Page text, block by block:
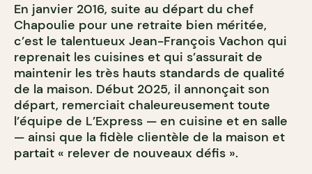
En janvier 2016, suite au départ du chef
Chapoulie pour une retraite bien méritée,
c’est le talentueux Jean-François Vachon qui
reprenait les cuisines et qui s’assurait de
maintenir les très hauts standards de qualité
de la maison. Début 2025, il annonçait son
départ, remerciait chaleureusement toute
l’équipe de L’Express — en cuisine et en salle
— ainsi que la fidèle clientèle de la maison et
partait « relever de nouveaux défis ».